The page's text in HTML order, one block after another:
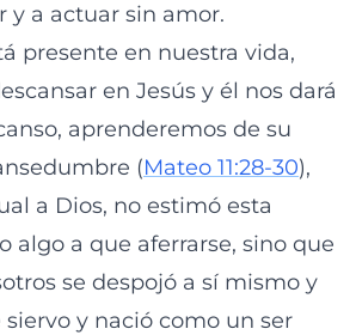
y a actuar sin amor.
presente en nuestra vida,
en Jesús y él nos dará
aprenderemos de su
(Mateo 11:28-30),
a Dios, no estimó esta
algo a que aferrarse, sino que
se despojó a sí mismo y
y nació como un ser